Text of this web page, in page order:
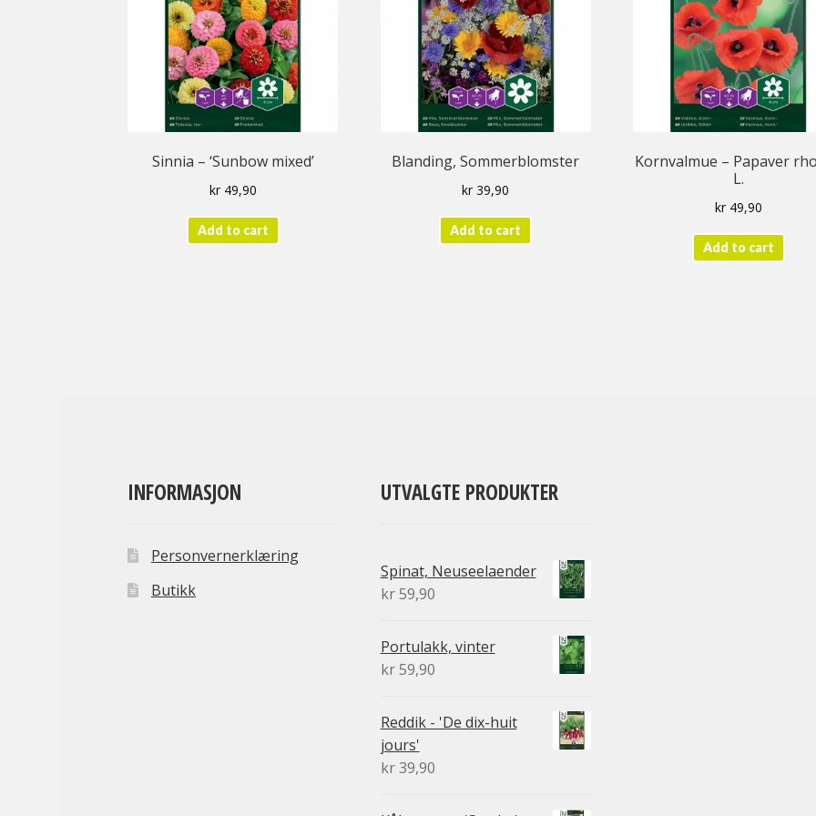
Sinnia – ‘Sunbow mixed’
kr49,90
Add to cart
Blanding, Sommerblomster
kr 39,90
Add to cart
Kornvalmue – Papaver
L.
kr49,90
Add to cart
INFORMASJON
Personvernerklæring
Butikk
UTVALGTE PRODUKTER
Spinat, Neuseelaender
kr59,90
Portulakk, vinter
kr59,90
Reddik - 'De dix-huit
jours'
kr39,90